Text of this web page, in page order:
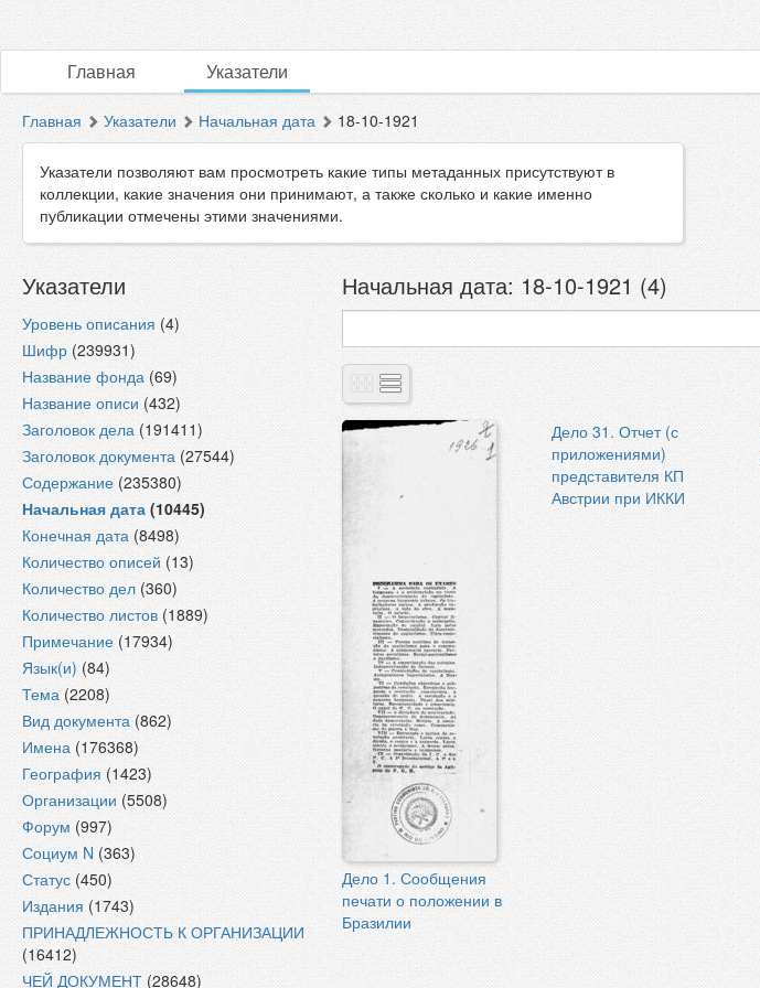
Главная Указатели
Главная Указатели Начальная дата 18-10-1921
Указатели позволяют вам просмотреть какие типы метаданных присутствуют в
коллекции, какие значения они принимают, а также сколько и какие именно
публикации отмечены этими значениями.
Указатели
Уровень описания (4)
Шифр (239931)
Название фонда (69)
Название описи (432)
Заголовок дела (191411)
Заголовок документа (27544)
Содержание (235380)
Начальная дата (10445)
Конечная дата (8498)
Количество описей (13)
Количество дел (360)
Количество листов (1889)
Примечание (17934)
Язык(и) (84)
Тема (2208)
Вид документа (862)
Имена (176368)
География (1423)
Организации (5508)
Форум (997)
Социум N (363)
Статус (450)
Издания (1743)
ПРИНАДЛЕЖНОСТЬ К ОРГАНИЗАЦИИ
(16412)
ЧЕЙ ДОКУМЕНТ (28648)
Начальная дата: 18-10-1921 (4)
Дело 1. Сообщения
печати о положении в
Бразилии
Дело 31. Отчет (с
приложениями)
представителя КП
Австрии при ИККИ